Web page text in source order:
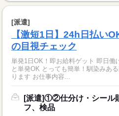
[派遣]
【激短1日】24h日払い
の目視チェック
単発1日OK！即お給料ゲット 即日働
と単発OK とっても簡単！馴染みあ
ります お仕事内容...
[派遣]①②仕分け・シール
フ、検品